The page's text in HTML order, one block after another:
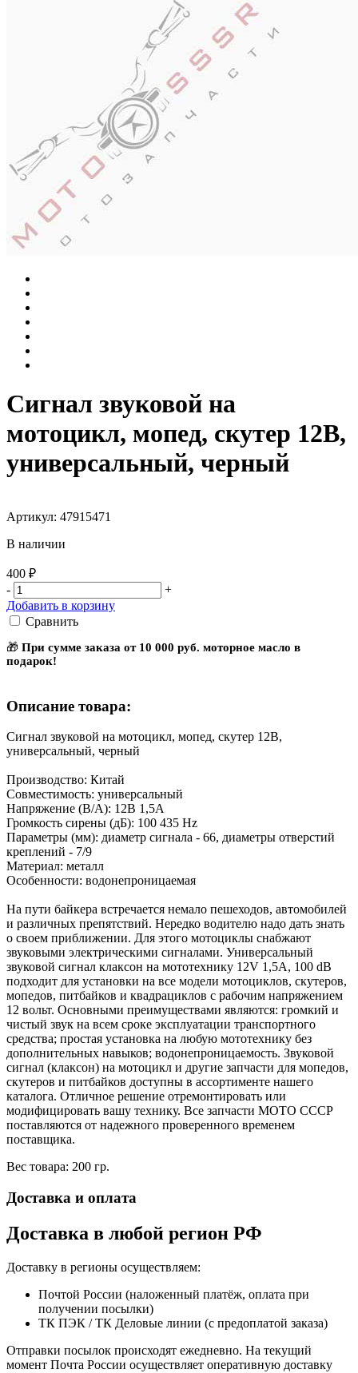
Сигнал звуковой на
мотоцикл, мопед, скутер 12В,
универсальный, черный
Артикул: 47915471
В наличии
400 ₽
-
+
Добавить в корзину
Сравнить
🎁 При сумме заказа от 10 000 руб. моторное масло в
подарок!
Описание товара:
Сигнал звуковой на мотоцикл, мопед, скутер 12В,
универсальный, черный
Производство: Китай
Совместимость: универсальный
Напряжение (В/А): 12В 1,5А
Громкость сирены (дБ): 100 435 Hz
Параметры (мм): диаметр сигнала - 66, диаметры отверстий
креплений - 7/9
Материал: металл
Особенности: водонепроницаемая
На пути байкера встречается немало пешеходов, автомобилей
и различных препятствий. Нередко водителю надо дать знать
о своем приближении. Для этого мотоциклы снабжают
звуковыми электрическими сигналами. Универсальный
звуковой сигнал клаксон на мототехнику 12V 1,5А, 100 dB
подходит для установки на все модели мотоциклов, скутеров,
мопедов, питбайков и квадрациклов с рабочим напряжением
12 вольт. Основными преимуществами являются: громкий и
чистый звук на всем сроке эксплуатации транспортного
средства; простая установка на любую мототехнику без
дополнительных навыков; водонепроницаемость. Звуковой
сигнал (клаксон) на мотоцикл и другие запчасти для мопедов,
скутеров и питбайков доступны в ассортименте нашего
каталога. Отличное решение отремонтировать или
модифицировать вашу технику. Все запчасти МОТО СССР
поставляются от надежного проверенного временем
поставщика.
Вес товара: 200 гр.
Доставка и оплата
Доставка в любой регион РФ
Доставку в регионы осуществляем:
Почтой России (наложенный платёж, оплата при
получении посылки)
ТК ПЭК / ТК Деловые линии (с предоплатой заказа)
Отправки посылок происходят ежедневно. На текущий
момент Почта России осуществляет оперативную доставку